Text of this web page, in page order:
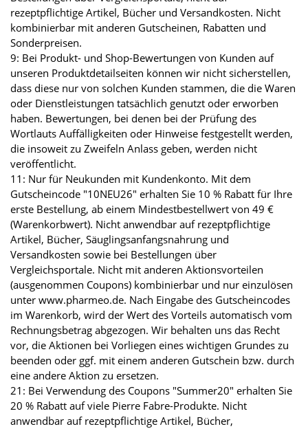
rezeptpflichtige Artikel, Bücher und Versandkosten. Nicht
kombinierbar mit anderen Gutscheinen, Rabatten und
Sonderpreisen.
9: Bei Produkt- und Shop-Bewertungen von Kunden auf
unseren Produktdetailseiten können wir nicht sicherstellen,
dass diese nur von solchen Kunden stammen, die die Waren
oder Dienstleistungen tatsächlich genutzt oder erworben
haben. Bewertungen, bei denen bei der Prüfung des
Wortlauts Auffälligkeiten oder Hinweise festgestellt werden,
die insoweit zu Zweifeln Anlass geben, werden nicht
veröffentlicht.
11: Nur für Neukunden mit Kundenkonto. Mit dem
Gutscheincode "10NEU26" erhalten Sie 10 % Rabatt für Ihre
erste Bestellung, ab einem Mindestbestellwert von 49 €
(Warenkorbwert). Nicht anwendbar auf rezeptpflichtige
Artikel, Bücher, Säuglingsanfangsnahrung und
Versandkosten sowie bei Bestellungen über
Vergleichsportale. Nicht mit anderen Aktionsvorteilen
(ausgenommen Coupons) kombinierbar und nur einzulösen
unter www.pharmeo.de. Nach Eingabe des Gutscheincodes
im Warenkorb, wird der Wert des Vorteils automatisch vom
Rechnungsbetrag abgezogen. Wir behalten uns das Recht
vor, die Aktionen bei Vorliegen eines wichtigen Grundes zu
beenden oder ggf. mit einem anderen Gutschein bzw. durch
eine andere Aktion zu ersetzen.
21: Bei Verwendung des Coupons "Summer20" erhalten Sie
20 % Rabatt auf viele Pierre Fabre-Produkte. Nicht
anwendbar auf rezeptpflichtige Artikel, Bücher,